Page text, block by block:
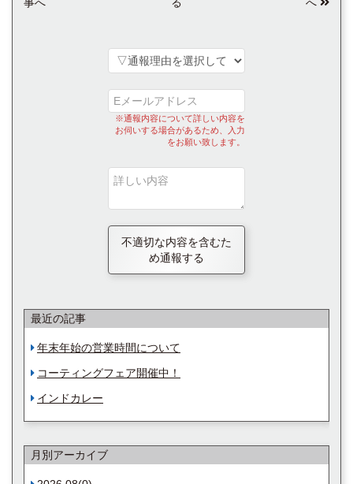
※通報内容について詳しい内容を
お伺いする場合があるため、入力
をお願い致します。
不適切な内容を含むた
め通報する
最近の記事
年末年始の営業時間について
コーティングフェア開催中！
インドカレー
月別アーカイブ